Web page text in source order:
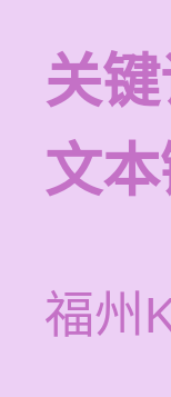
关键
文本
福州